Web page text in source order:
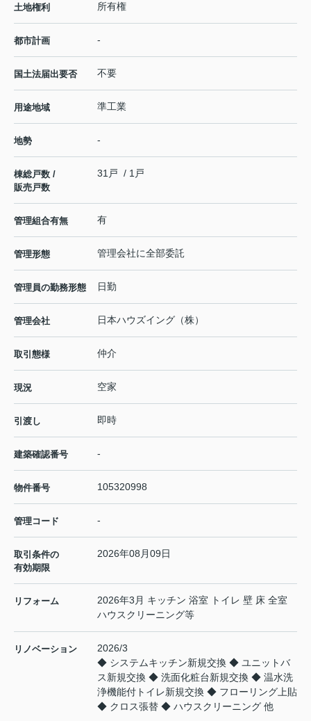
土地権利 所有権
都市計画 -
国土法届出要否 不要
用途地域 準工業
地勢 -
棟総戸数 /
販売戸数
31戸 / 1戸
管理組合有無 有
管理形態 管理会社に全部委託
管理員の勤務形態 日勤
管理会社 日本ハウズイング（株）
取引態様 仲介
現況 空家
引渡し 即時
建築確認番号 -
物件番号 105320998
管理コード -
取引条件の
有効期限
2026年08月09日
リフォーム
2026年3月 キッチン 浴室 トイレ 壁 床 全室
ハウスクリーニング等
リノベーション
2026/3
◆ システムキッチン新規交換 ◆ ユニットバ
ス新規交換 ◆ 洗面化粧台新規交換 ◆ 温水洗
浄機能付トイレ新規交換 ◆ フローリング上貼
◆ クロス張替 ◆ ハウスクリーニング 他